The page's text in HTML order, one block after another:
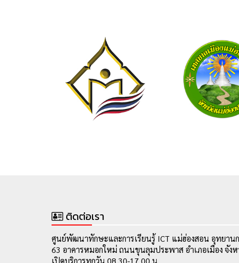
ติดต่อเรา
ศูนย์พัฒนาทักษะและการเรียนรู้ ICT แม่ฮ่องสอน อุทยาน
63 อาคารหมอกใหม่ ถนนขุนลุมประพาส อำเภอเมือง จัง
เปิดบริการทุกวัน 08.30-17.00 น.